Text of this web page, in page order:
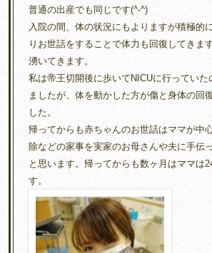
普通の出産でも同じです(^-^)
入院の間、体の状況にもよりますが積極的
りお世話をすることで体力も回復してきま
湧いてきます。
私は帝王切開後に歩いてNICUに行っていた
ましたが、体を動かした方が傷と身体の回
した。
帰ってからも赤ちゃんのお世話はママが中
除などの家事を実家のお母さんや夫に手伝
と思います。帰ってからも数ヶ月はママは
す。